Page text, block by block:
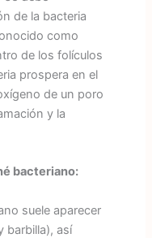
de la bacteria
como
de los folículos
prospera en el
de un poro
y la
bacteriano:
suele aparecer
barbilla), así